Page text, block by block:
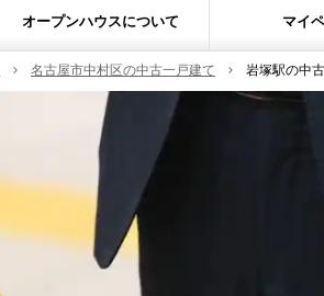
オープンハウスについて マイ
名古屋市中村区の中古一戸建て 岩塚駅の中